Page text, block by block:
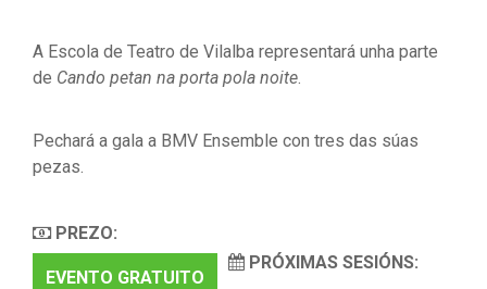
A Escola de Teatro de Vilalba representará unha parte
de Cando petan na porta pola noite.
Pechará a gala a BMV Ensemble con tres das súas
pezas.
PREZO:
EVENTO GRATUITO
PRÓXIMAS SESIÓNS: